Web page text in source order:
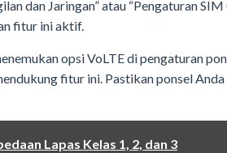
dan Jaringan” atau “Pengaturan
fitur ini aktif.
opsi VoLTE di pengaturan
fitur ini. Pastikan ponsel
Lapas Kelas 1, 2, dan 3